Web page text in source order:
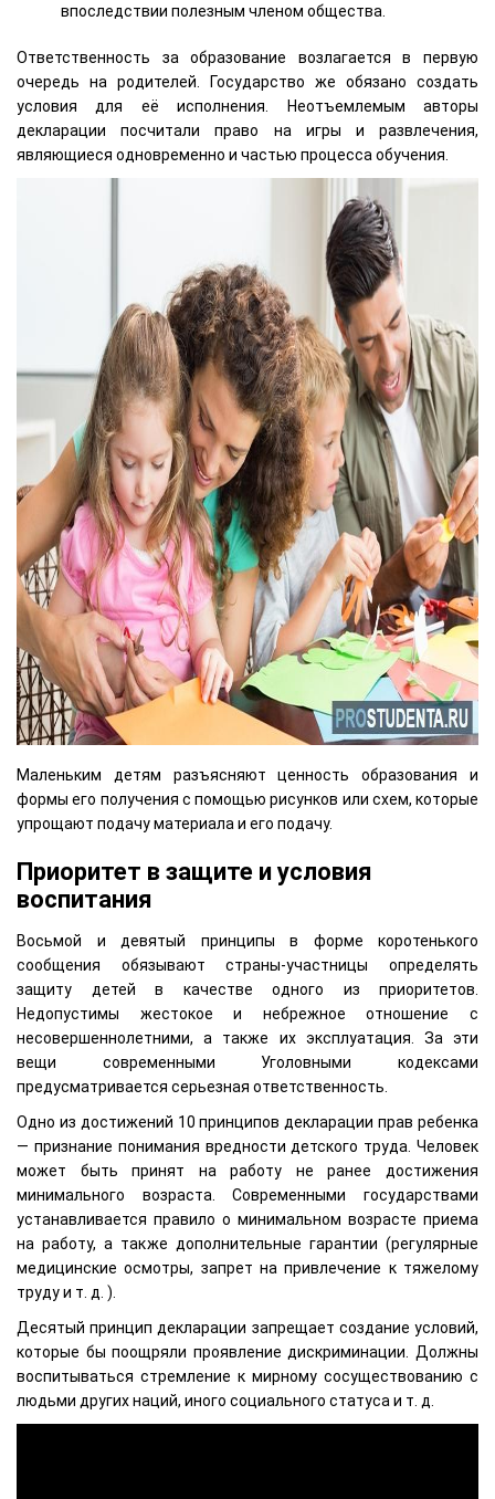
впоследствии полезным членом общества.
Ответственность за образование возлагается в первую
очередь на родителей. Государство же обязано создать
условия для её исполнения. Неотъемлемым авторы
декларации посчитали право на игры и развлечения,
являющиеся одновременно и частью процесса обучения.
Маленьким детям разъясняют ценность образования и
формы его получения с помощью рисунков или схем, которые
упрощают подачу материала и его подачу.
Приоритет в защите и условия
воспитания
Восьмой и девятый принципы в форме коротенького
сообщения обязывают страны-участницы определять
защиту детей в качестве одного из приоритетов.
Недопустимы жестокое и небрежное отношение с
несовершеннолетними, а также их эксплуатация. За эти
вещи современными Уголовными кодексами
предусматривается серьезная ответственность.
Одно из достижений 10 принципов декларации прав ребенка
— признание понимания вредности детского труда. Человек
может быть принят на работу не ранее достижения
минимального возраста. Современными государствами
устанавливается правило о минимальном возрасте приема
на работу, а также дополнительные гарантии (регулярные
медицинские осмотры, запрет на привлечение к тяжелому
труду и т. д. ).
Десятый принцип декларации запрещает создание условий,
которые бы поощряли проявление дискриминации. Должны
воспитываться стремление к мирному сосуществованию с
людьми других наций, иного социального статуса и т. д.